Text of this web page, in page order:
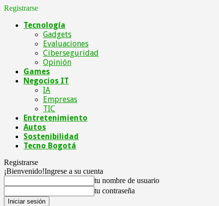
Registrarse
Tecnología
Gadgets
Evaluaciones
Ciberseguridad
Opinión
Games
Negocios IT
IA
Empresas
TIC
Entretenimiento
Autos
Sostenibilidad
Tecno Bogotá
Registrarse
¡Bienvenido!Ingrese a su cuenta
tu nombre de usuario
tu contraseña